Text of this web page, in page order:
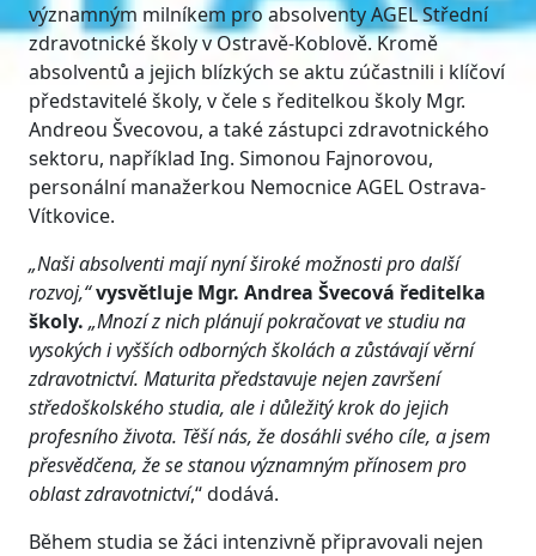
významným milníkem pro absolventy AGEL Střední
zdravotnické školy v Ostravě-Koblově. Kromě
absolventů a jejich blízkých se aktu zúčastnili i klíčoví
představitelé školy, v čele s ředitelkou školy Mgr.
Andreou Švecovou, a také zástupci zdravotnického
sektoru, například Ing. Simonou Fajnorovou,
personální manažerkou Nemocnice AGEL Ostrava-
Vítkovice.
„Naši absolventi mají nyní široké možnosti pro další
rozvoj,“vysvětluje Mgr. Andrea Švecová ředitelka
školy. „Mnozí z nich plánují pokračovat ve studiu na
vysokých i vyšších odborných školách a zůstávají věrní
zdravotnictví. Maturita představuje nejen završení
středoškolského studia, ale i důležitý krok do jejich
profesního života. Těší nás, že dosáhli svého cíle, a jsem
přesvědčena, že se stanou významným přínosem pro
oblast zdravotnictví,“ dodává.
Během studia se žáci intenzivně připravovali nejen